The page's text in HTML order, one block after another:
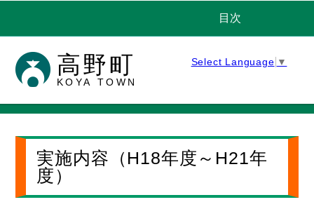
高野町
KOYA TOWN
Select Language ▼
目次
実施内容（H18年度～H21年
度）